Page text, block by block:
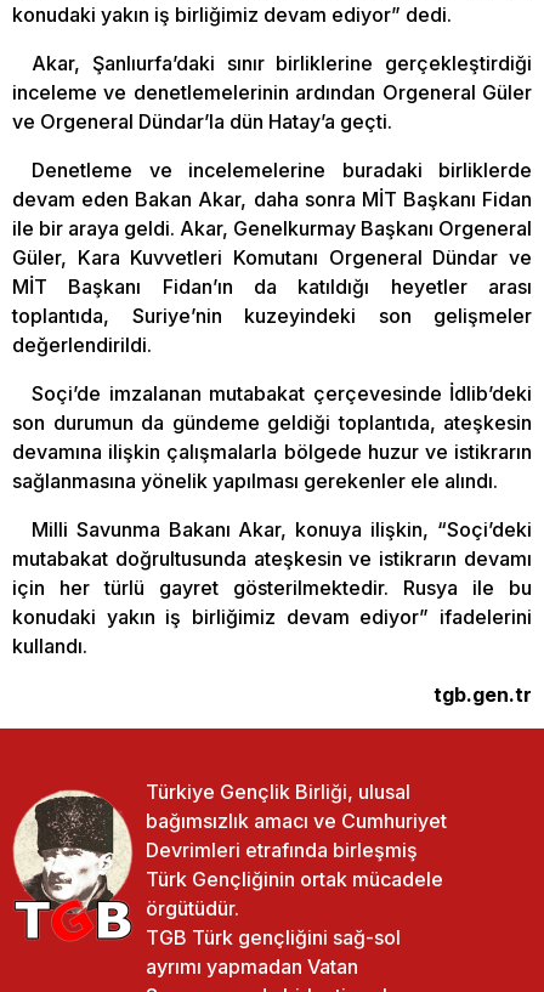
konudaki yakın iş birliğimiz devam ediyor” dedi.
Akar, Şanlıurfa’daki sınır birliklerine gerçekleştirdiği
inceleme ve denetlemelerinin ardından Orgeneral Güler
ve Orgeneral Dündar’la dün Hatay’a geçti.
Denetleme ve incelemelerine buradaki birliklerde
devam eden Bakan Akar, daha sonra MİT Başkanı Fidan
ile bir araya geldi. Akar, Genelkurmay Başkanı Orgeneral
Güler, Kara Kuvvetleri Komutanı Orgeneral Dündar ve
MİT Başkanı Fidan’ın da katıldığı heyetler arası
toplantıda, Suriye’nin kuzeyindeki son gelişmeler
değerlendirildi.
Soçi’de imzalanan mutabakat çerçevesinde İdlib’deki
son durumun da gündeme geldiği toplantıda, ateşkesin
devamına ilişkin çalışmalarla bölgede huzur ve istikrarın
sağlanmasına yönelik yapılması gerekenler ele alındı.
Milli Savunma Bakanı Akar, konuya ilişkin, “Soçi’deki
mutabakat doğrultusunda ateşkesin ve istikrarın devamı
için her türlü gayret gösterilmektedir. Rusya ile bu
konudaki yakın iş birliğimiz devam ediyor” ifadelerini
kullandı.
tgb.gen.tr
Türkiye Gençlik Birliği, ulusal
bağımsızlık amacı ve Cumhuriyet
Devrimleri etrafında birleşmiş
Türk Gençliğinin ortak mücadele
örgütüdür.
TGB Türk gençliğini sağ-sol
ayrımı yapmadan Vatan